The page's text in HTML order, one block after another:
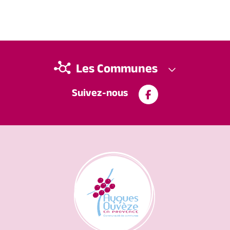
Suivez-nous
Les Communes